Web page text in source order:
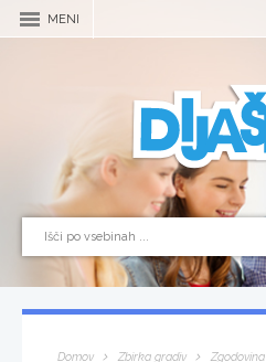
MENI
Domov Zbirka gradiv Zgodovina